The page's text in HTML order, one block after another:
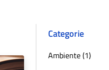
Categorie
Ambiente (1)